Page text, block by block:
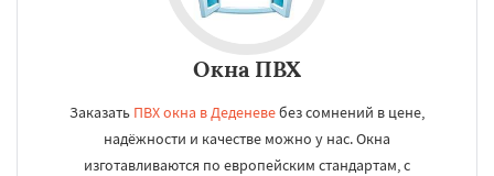
Окна ПВХ
Заказать ПВХ окна в Деденевебез сомнений в цене,
надёжности и качестве можно у нас. Окна
изготавливаются по европейским стандартам, с